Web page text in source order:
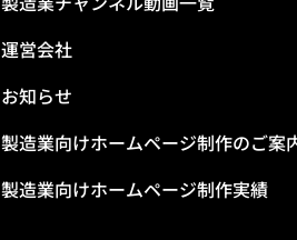
運営会社
お知らせ
製造業向けホームページ制作のご案
製造業向けホームページ制作実績